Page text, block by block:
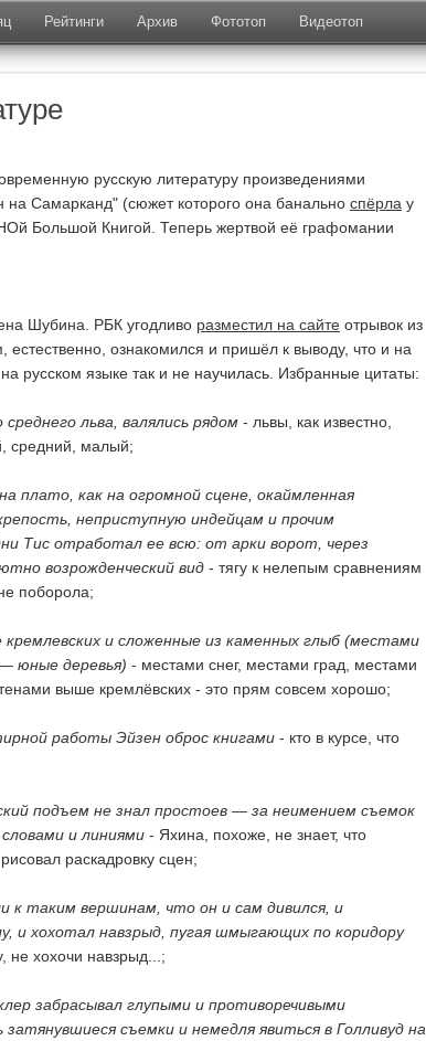
Рейтинги Архив Фототоп Видеотоп
русскую литературу произведениями
на Самарканд" (сюжет которого она банально спёрла у
Большой Книгой. Теперь жертвой её графомании
Шубина. РБК угодливо разместил на сайте отрывок из
ознакомился и пришёл к выводу, что и на
на русском языке так и не научилась. Избранные цитаты:
льва, валялись рядом - львы, как известно,
средний, малый;
плато, как на огромной сцене, окаймленная
неприступную индейцам и прочим
Тис отработал ее всю: от арки ворот, через
возрожденческий вид - тягу к нелепым сравнениям
поборола;
и сложенные из каменных глыб (местами
юные деревья) - местами снег, местами град, местами
выше кремлёвских - это прям совсем хорошо;
работы Эйзен оброс книгами - кто в курсе, что
подъем не знал простоев — за неимением съемок
и линиями - Яхина, похоже, не знает, что
раскадровку сцен;
к таким вершинам, что он и сам дивился, и
и хохотал навзрыд, пугая шмыгающих по коридору
не хохочи навзрыд...;
забрасывал глупыми и противоречивыми
съемки и немедля явиться в Голливуд на